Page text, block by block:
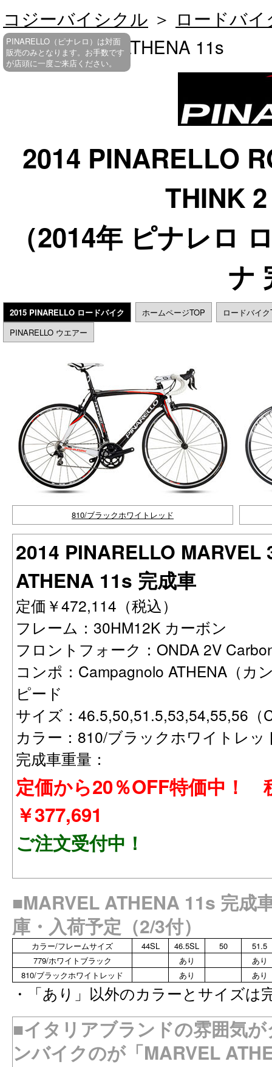
コジーバイシクル ＞ ロードバイ
30.12 THINK2 ATHENA 11s
2014 PINARELLO
THINK
（2014年 ピナレロ
ナ
PINARELLO（ピナレロ）は対面
販売のみとなります。お手数です
が店頭に一度ご来店ください。
2015 PINARELLO ロードバイク ホームページTOP
ロードバイ
PINARELLO ウエアー
810/ブラックホワイトレッド
2014 PINARELLO MARVEL
ATHENA 11s 完成車
定価￥472,114（税込）
フレーム：30HM12K カーボン
フロントフォーク：ONDA 2V
コンポ：Campagnolo ATHENA（カ
ピード
サイズ：46.5,50,51.5,53,54,55,56（
カラー：810/ブラックホワイトレ
完成車重量：
定価から20％OFF特価中
￥377,691
ご注文受付中！
■MARVEL ATHENA 11s 完成
庫・入荷予定（2/3付）
カラー/フレームサイズ 44SL 46.5SL 50
51.5
779/ホワイトブラック
あり
あり
810/ブラックホワイトレッド
あり あり
・「あり」以外のカラーとサイズは
■イタリアブランドの雰囲気
ンバイクのが「MARVEL